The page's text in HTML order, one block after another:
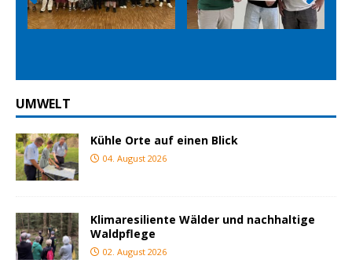
Prev
ious
Nex
t
UMWELT
Kühle Orte auf einen Blick
04. August 2026
Klimaresiliente Wälder und nachhaltige
Waldpflege
02. August 2026